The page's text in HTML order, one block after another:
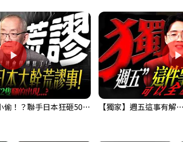
【出事啦】美國淪小偷！？聯手日本狂砸50億幹荒謬事！美元急殺黃金噴發，外資準備血洗台股！？｜ Mr.永年 李｜ 盤後講股 Mr.永年 李 2026 / 08 / 06